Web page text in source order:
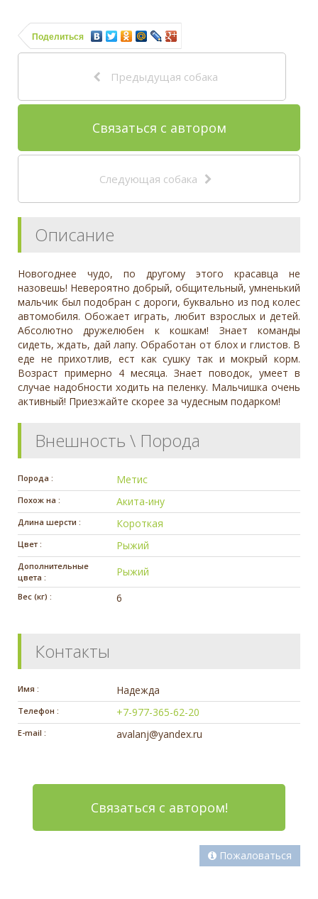
Поделиться
Предыдущая собака
Связаться с автором
Следующая собака
Описание
Новогоднее чудо, по другому этого красавца не
назовешь! Невероятно добрый, общительный, умненький
мальчик был подобран с дороги, буквально из под колес
автомобиля. Обожает играть, любит взрослых и детей.
Абсолютно дружелюбен к кошкам! Знает команды
сидеть, ждать, дай лапу. Обработан от блох и глистов. В
еде не прихотлив, ест как сушку так и мокрый корм.
Возраст примерно 4 месяца. Знает поводок, умеет в
случае надобности ходить на пеленку. Мальчишка очень
активный! Приезжайте скорее за чудесным подарком!
Внешность \ Порода
Порода : Метис
Похож на : Акита-ину
Длина шерсти : Короткая
Цвет : Рыжий
Дополнительные
цвета :
Рыжий
Вес (кг) : 6
Контакты
Имя : Надежда
Телефон : +7-977-365-62-20
E-mail : avalanj@yandex.ru
Связаться с автором!
Пожаловаться